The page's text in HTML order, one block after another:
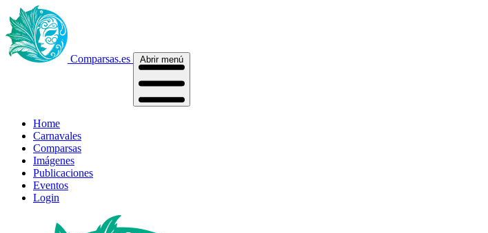
Comparsas.es Abrir menú
Home
Carnavales
Comparsas
Imágenes
Publicaciones
Eventos
Login